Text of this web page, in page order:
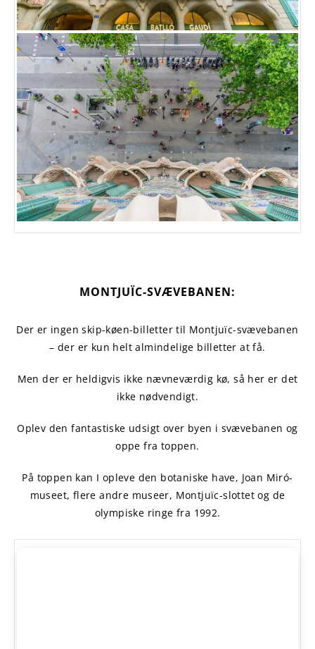
MONTJUÏC-SVÆVEBANEN:
Der er ingen skip-køen-billetter til Montjuïc-svævebanen
– der er kun helt almindelige billetter at få.
Men der er heldigvis ikke nævneværdig kø, så her er det
ikke nødvendigt.
Oplev den fantastiske udsigt over byen i svævebanen og
oppe fra toppen.
På toppen kan I opleve den botaniske have, Joan Miró-
museet, flere andre museer, Montjuïc-slottet og de
olympiske ringe fra 1992.